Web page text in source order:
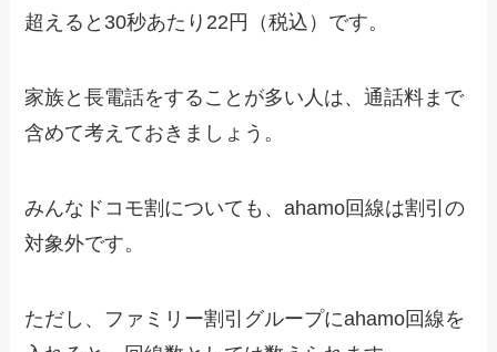
超えると30秒あたり22円（税込）です。
家族と長電話をすることが多い人は、通話料まで
含めて考えておきましょう。
みんなドコモ割についても、ahamo回線は割引の
対象外です。
ただし、ファミリー割引グループにahamo回線を